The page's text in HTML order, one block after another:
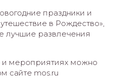
праздники и
в Рождество»,
лучшие развлечения
мероприятиях можно
сайте mos.ru